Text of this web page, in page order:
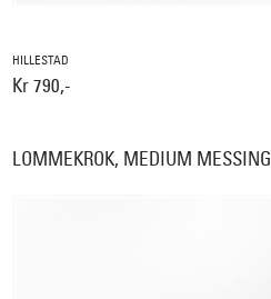
HILLESTAD
Kr 790,-
LOMMEKROK, MEDIUM MESSING